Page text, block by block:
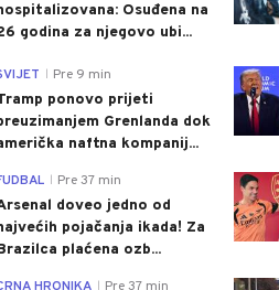
Osuđena na
godina za njegovo ubi...
Pre 9 min
ponovo prijeti
Grenlanda dok
naftna kompanij...
Pre 37 min
doveo jedno od
pojačanja ikada! Za
plaćena ozb...